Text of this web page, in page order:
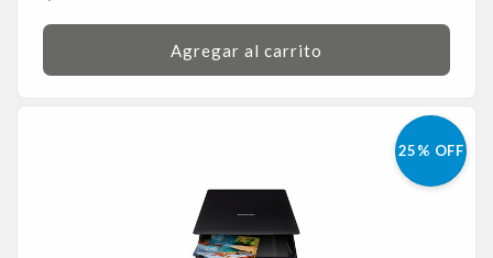
oferta
Agregar al carrito
25% OFF